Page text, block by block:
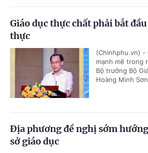
Giáo dục thực chất phải bắt
thực
(Chinhphu.vn)
mạnh mẽ trong
Bộ trưởng Bộ
Hoàng Minh
Địa phương đề nghị sớm
sở giáo dục